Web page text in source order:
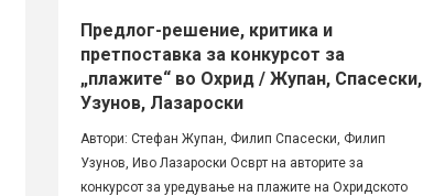
Предлог-решение, критика и
претпоставка за конкурсот за
„плажите“ во Охрид / Жупан, Спасески,
Узунов, Лазароски
Автори: Стефан Жупан, Филип Спасески, Филип
Узунов, Иво Лазароски Осврт на авторите за
конкурсот за уредување на плажите на Охридското